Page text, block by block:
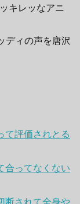
キレッなアニ
ディの声を唐沢
て評価されとる
合ってなくない